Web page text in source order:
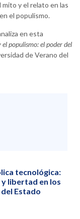
mito y el relato en las
el populismo.
en esta
populismo: el poder del
de Verano del
tecnológica:
libertad en los
Estado